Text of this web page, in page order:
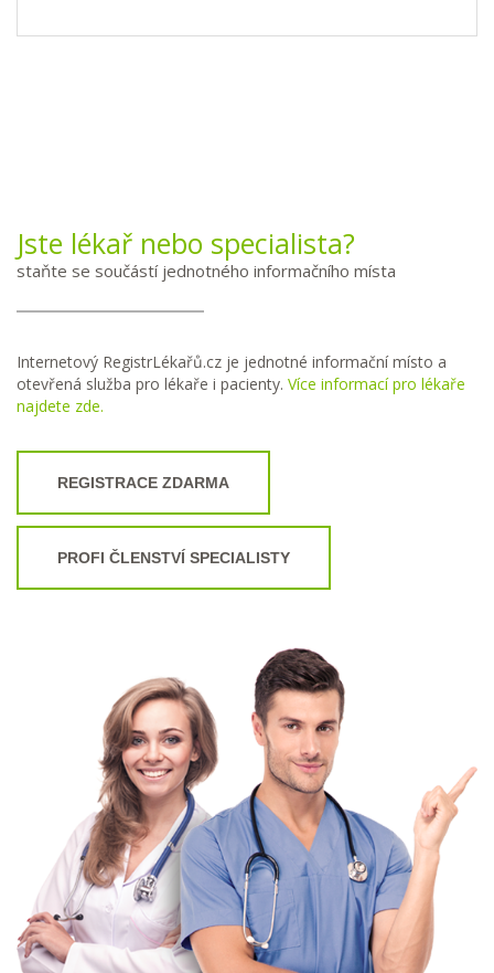
Jste lékař nebo specialista?
staňte se součástí jednotného informačního místa
Internetový RegistrLékařů.cz je jednotné informační místo a
otevřená služba pro lékaře i pacienty. Více informací pro lékaře
najdete zde.
REGISTRACE ZDARMA
PROFI ČLENSTVÍ SPECIALISTY